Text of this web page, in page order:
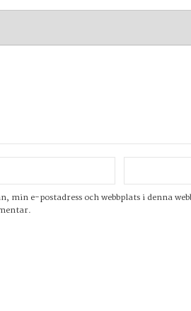
min e-postadress och webbplats i denna